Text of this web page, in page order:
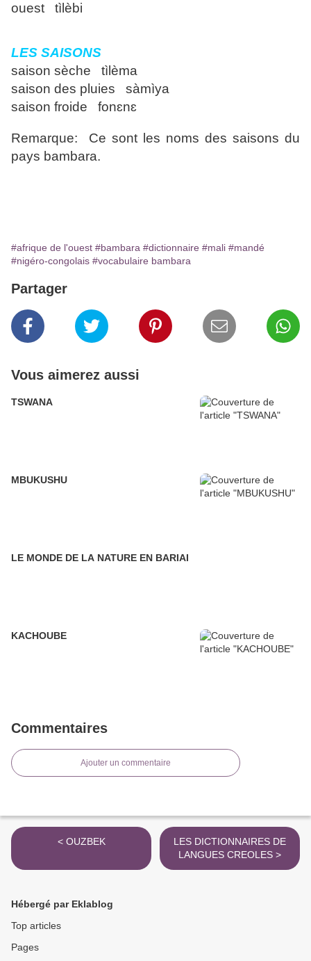
ouest tìlèbi
LES SAISONS
saison sèche tìlèma
saison des pluies sàmìya
saison froide fonɛnɛ
Remarque: Ce sont les noms des saisons du
pays bambara.
#afrique de l'ouest #bambara #dictionnaire #mali #mandé
#nigéro-congolais #vocabulaire bambara
Partager
Vous aimerez aussi
TSWANA
MBUKUSHU
LE MONDE DE LA NATURE EN BARIAI
KACHOUBE
Commentaires
Ajouter un commentaire
< OUZBEK
LES DICTIONNAIRES DE
LANGUES CREOLES >
Hébergé par Eklablog
Top articles
Pages